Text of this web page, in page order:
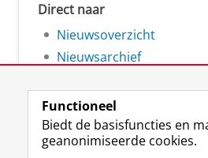
Direct naar
Nieuwsoverzicht
Nieuwsarchief
Functioneel
Biedt de basisfuncties en
geanonimiseerde cookies.